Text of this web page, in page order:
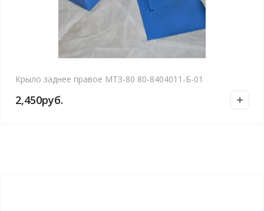
Крыло заднее правое МТЗ-80 80-8404011-Б-01
2,450руб.